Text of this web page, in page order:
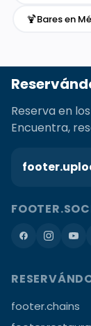
🍹Bares en
Reserva en
Encuentra,
footer.chains